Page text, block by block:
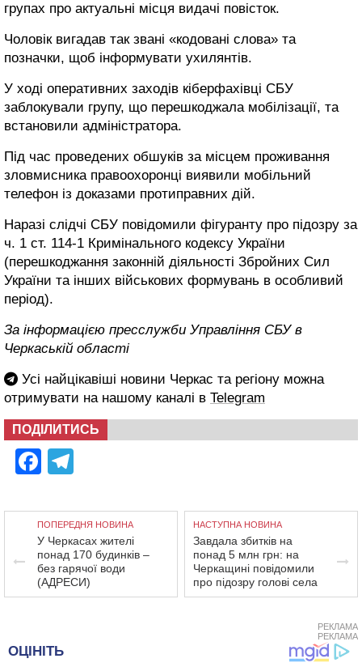
групах про актуальні місця видачі повісток.
Чоловік вигадав так звані «кодовані слова» та
позначки, щоб інформувати ухилянтів.
У ході оперативних заходів кіберфахівці СБУ
заблокували групу, що перешкоджала мобілізації, та
встановили адміністратора.
Під час проведених обшуків за місцем проживання
зловмисника правоохоронці виявили мобільний
телефон із доказами протиправних дій.
Наразі слідчі СБУ повідомили фігуранту про підозру за
ч. 1 ст. 114-1 Кримінального кодексу України
(перешкоджання законній діяльності Збройних Сил
України та інших військових формувань в особливий
період).
За інформацією пресслужби Управління СБУ в
Черкаській області
Усі найцікавіші новини Черкас та регіону можна
отримувати на нашому каналі в Telegram
ПОДІЛИТИСЬ
Facebook
ПОПЕРЕДНЯ НОВИНА
У Черкасах жителі
понад 170 будинків –
без гарячої води
(АДРЕСИ)
НАСТУПНА НОВИНА
Завдала збитків на
понад 5 млн грн: на
Черкащині повідомили
про підозру голові села
РЕКЛАМА
РЕКЛАМА